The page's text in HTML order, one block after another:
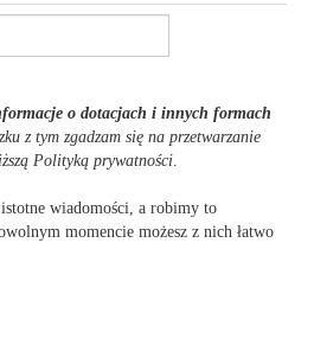
o dotacjach i innych formach
z tym zgadzam się na przetwarzanie
Polityką prywatności.
wiadomości, a robimy to
momencie możesz z nich łatwo